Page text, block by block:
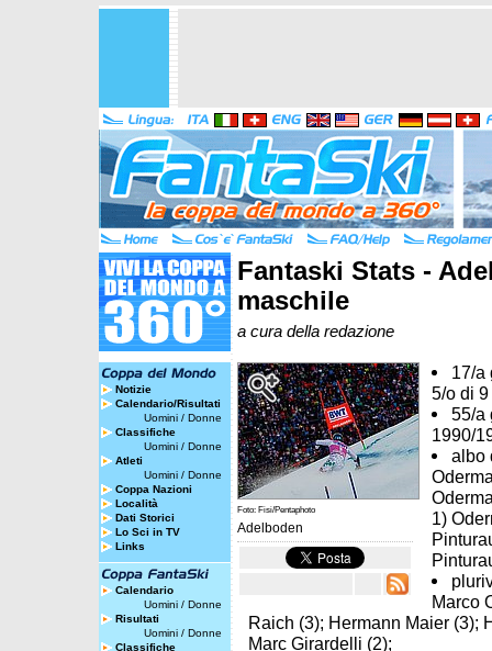
Notizie
Calendario/Risultati
Uomini / Donne
Classifiche
Uomini / Donne
Atleti
Uomini / Donne
Coppa Nazioni
Località
Dati Storici
Lo Sci in TV
Links
Calendario
Uomini / Donne
Risultati
Uomini / Donne
Classifiche
Fantaski Stats -
maschile
a cura della redazione
Foto: Fisi/Pentaphoto
Adelboden
17/a
5/o di
55/a
1990/
albo
1)
Marco
Raich (3); Hermann Maier (3);
Marc Girardelli (2);